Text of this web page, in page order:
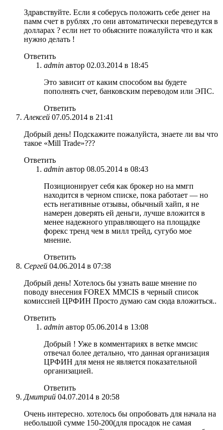
Здравствуйте. Если я соберусь положить себе денег на
памм счет в рублях ,то они автоматически переведутся в
долларах ? если нет то обьясните пожалуйста что и как
нужно делать !
Ответить
admin автор 02.03.2014 в 18:45
Это зависит от каким способом вы будете
пополнять счет, банковским переводом или ЭПС.
Ответить
Алексей 07.05.2014 в 21:41
Добрый день! Подскажите пожалуйста, знаете ли вы что
такое «Mill Trade»???
Ответить
admin автор 08.05.2014 в 08:43
Позиционирует себя как брокер но на ммгп
находится в черном списке, пока работает — но
есть негативные отзывы, обычный хайп, я не
намерен доверять ей деньги, лучше вложится в
менее надежного управляющего на площадке
форекс тренд чем в милл трейд, сугубо мое
мнение.
Ответить
Сергей 04.06.2014 в 07:38
Добрый день! Хотелось бы узнать ваше мнение по
поводу внесения FOREX MMCIS в черный список
комиссией ЦРФИН Просто думаю сам сюда вложиться..
Ответить
admin автор 05.06.2014 в 13:08
Добрый ! Уже в комментариях в ветке ммсис
отвечал более детально, что данная организация
ЦРФИН для меня не является показательной
организацией.
Ответить
Дмитрий 04.07.2014 в 20:58
Очень интересно. хотелось бы опробовать для начала на
небольшой сумме 150-200(для просадок не самая